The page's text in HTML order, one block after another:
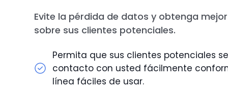
Evite la pérdida de datos y obtenga
sobre sus clientes potenciales.
Permita que sus clientes potenciales
contacto con usted fácilmente
línea fáciles de usar.